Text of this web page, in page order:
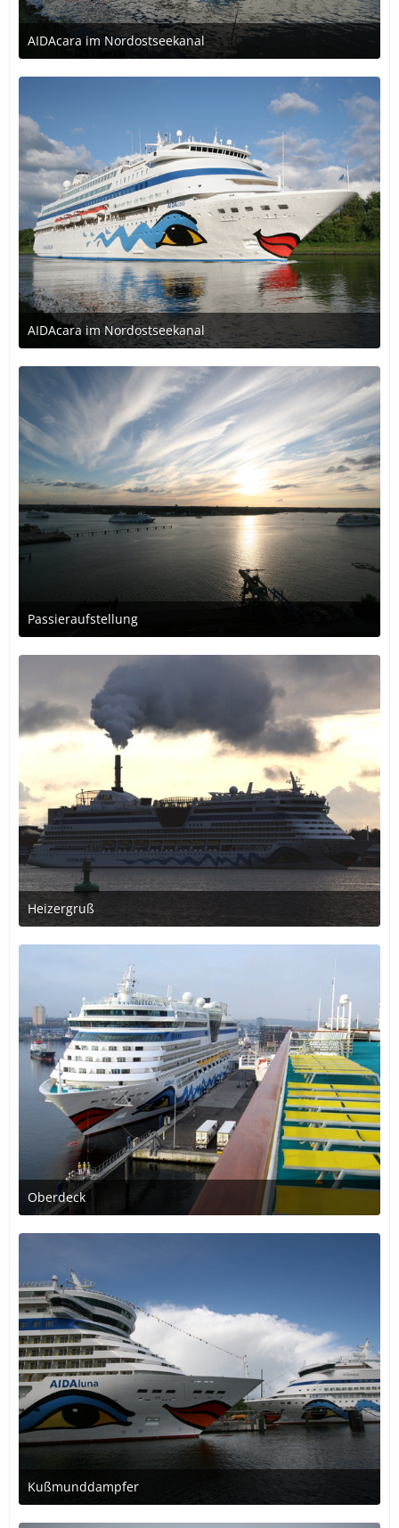
AIDAcara im Nordostseekanal
29. Oktober 2018 um 23:15
AIDAcara im Nordostseekanal
29. Oktober 2018 um 23:15
Passieraufstellung
31. Dezember 2016 um 13:22
Heizergruß
31. Dezember 2016 um 13:22
Oberdeck
31. Dezember 2016 um 13:22
Kußmunddampfer
31. Dezember 2016 um 13:22